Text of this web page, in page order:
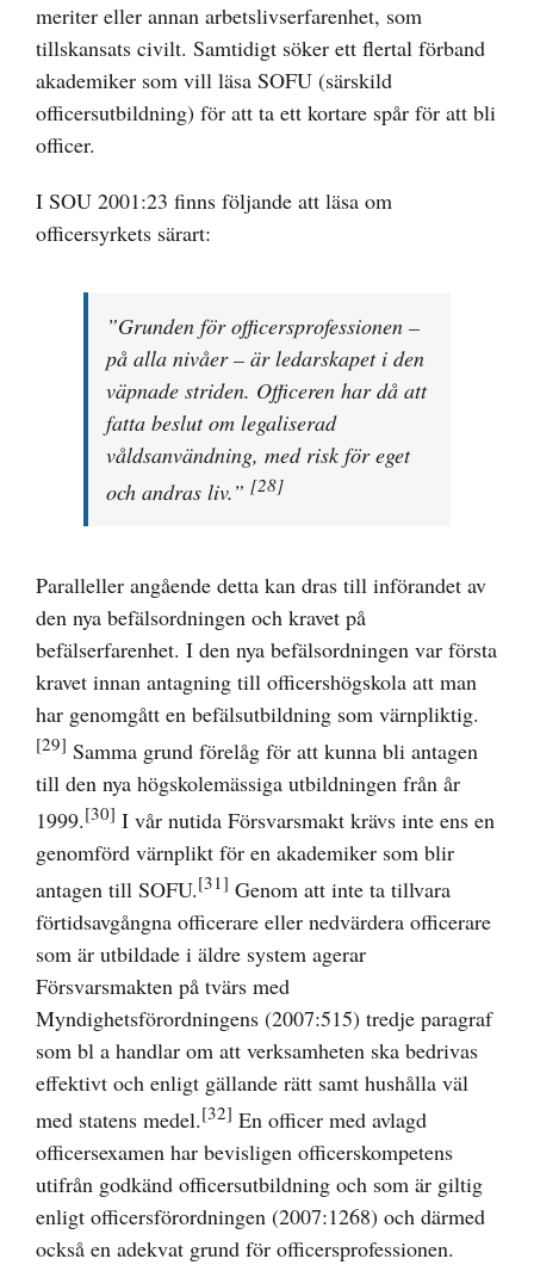
meriter eller annan arbetslivserfarenhet, som
tillskansats civilt. Samtidigt söker ett flertal förband
akademiker som vill läsa SOFU (särskild
officersutbildning) för att ta ett kortare spår för att bli
officer.
I SOU 2001:23 finns följande att läsa om
officersyrkets särart:
”Grunden för officersprofessionen –
på alla nivåer – är ledarskapet i den
väpnade striden. Officeren har då att
fatta beslut om legaliserad
våldsanvändning, med risk för eget
och andras liv.” [28]
Paralleller angående detta kan dras till införandet av
den nya befälsordningen och kravet på
befälserfarenhet. I den nya befälsordningen var första
kravet innan antagning till officershögskola att man
har genomgått en befälsutbildning som värnpliktig.
[29] Samma grund förelåg för att kunna bli antagen
till den nya högskolemässiga utbildningen från år
1999.[30] I vår nutida Försvarsmakt krävs inte ens en
genomförd värnplikt för en akademiker som blir
antagen till SOFU.[31] Genom att inte ta tillvara
förtidsavgångna officerare eller nedvärdera officerare
som är utbildade i äldre system agerar
Försvarsmakten på tvärs med
Myndighetsförordningens (2007:515) tredje paragraf
som bl a handlar om att verksamheten ska bedrivas
effektivt och enligt gällande rätt samt hushålla väl
med statens medel.[32] En officer med avlagd
officersexamen har bevisligen officerskompetens
utifrån godkänd officersutbildning och som är giltig
enligt officersförordningen (2007:1268) och därmed
också en adekvat grund för officersprofessionen.